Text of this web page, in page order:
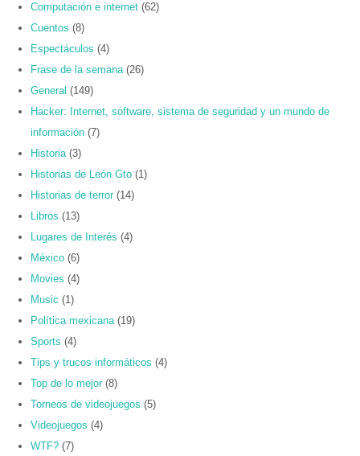
Computación e internet (62)
Cuentos (8)
Espectáculos (4)
Frase de la semana(26)
General (149)
Hacker: Internet, software, sistema de seguridad y un mundo de
información (7)
Historia(3)
Historias de León Gto (1)
Historias de terror (14)
Libros (13)
Lugares de Interés (4)
México (6)
Movies (4)
Music (1)
Política mexicana(19)
Sports (4)
Tips y trucos informáticos (4)
Top de lo mejor (8)
Torneos de videojuegos (5)
Videojuegos (4)
WTF? (7)